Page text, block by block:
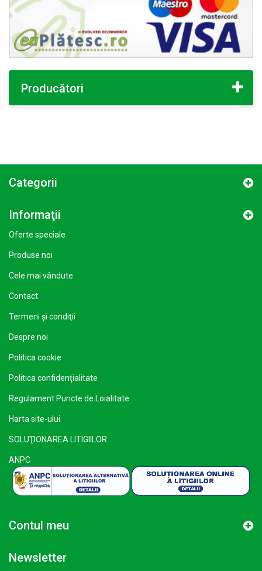
Producători
Categorii
Informaţii
Oferte speciale
Produse noi
Cele mai vândute
Contact
Termeni şi condiţii
Despre noi
Politica cookie
Politica confidenţialitate
Regulament Puncte de Loialitate
Harta site-ului
SOLUŢIONAREA LITIGIILOR
ANPC
Contul meu
Newsletter